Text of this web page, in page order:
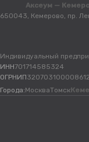
Аксеум —
650043, Кемерово, пр.
Индивидуальный
ИНН701714585324
ОГРНИП320703100008612
Города:МоскваТомск